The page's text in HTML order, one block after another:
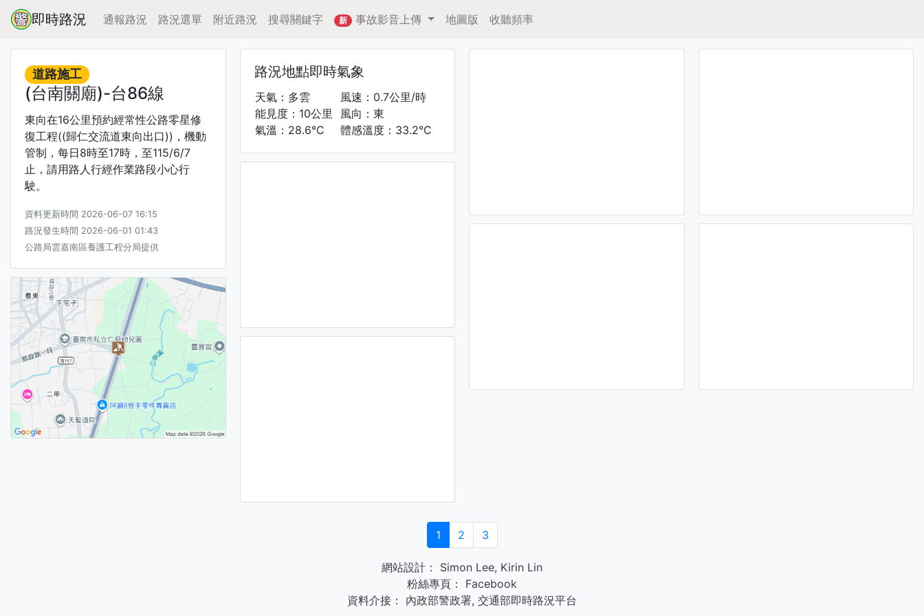
即時路況 通報路況 路況選單 附近路況 搜尋關鍵字 新 事故影音上傳 地圖版 收聽頻率
道路施工
(台南關廟)-台86線
東向在16公里預約經常性公路零星修
復工程((歸仁交流道東向出口))，機動
管制，每日8時至17時，至115/6/7
止，請用路人行經作業路段小心行
駛。
資料更新時間 2026-06-07 16:15
路況發生時間 2026-06-01 01:43
公路局雲嘉南區養護工程分局提供
路況地點即時氣象
天氣：多雲
能見度：10公里
氣溫：28.6°C
風速：0.7公里/時
風向：東
體感溫度：33.2°C
1 2 3
網站設計： Simon Lee, Kirin Lin
粉絲專頁：
Facebook
資料介接：
內政部警政署, 交通部即時路況平台